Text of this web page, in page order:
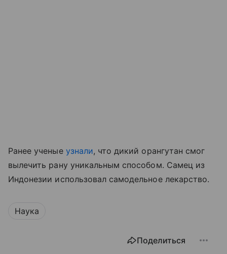
Ранее ученые узнали, что дикий орангутан смог
вылечить рану уникальным способом. Самец из
Индонезии использовал самодельное лекарство.
Наука
Поделиться